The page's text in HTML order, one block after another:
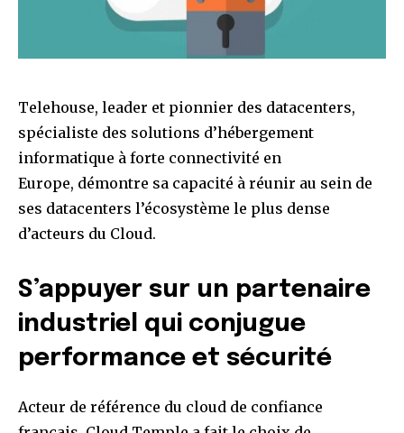
Telehouse, leader et pionnier des datacenters,
spécialiste des solutions d’hébergement
informatique à forte connectivité en
Europe, démontre sa capacité à réunir au sein de
ses datacenters l’écosystème le plus dense
d’acteurs du Cloud.
S’appuyer sur un partenaire
industriel qui conjugue
performance et sécurité
Acteur de référence du cloud de confiance